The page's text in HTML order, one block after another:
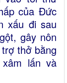
của Đức
xấu đi sau
gây nôn
thở bằng
lấn và